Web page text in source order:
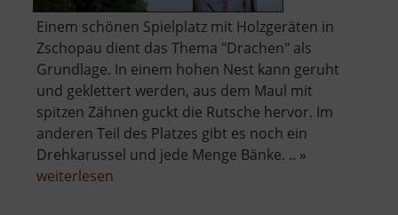
Einem schönen Spielplatz mit Holzgeräten in
Zschopau dient das Thema "Drachen" als
Grundlage. In einem hohen Nest kann geruht
und geklettert werden, aus dem Maul mit
spitzen Zähnen guckt die Rutsche hervor. Im
anderen Teil des Platzes gibt es noch ein
Drehkarussel und jede Menge Bänke. .. »
weiterlesen